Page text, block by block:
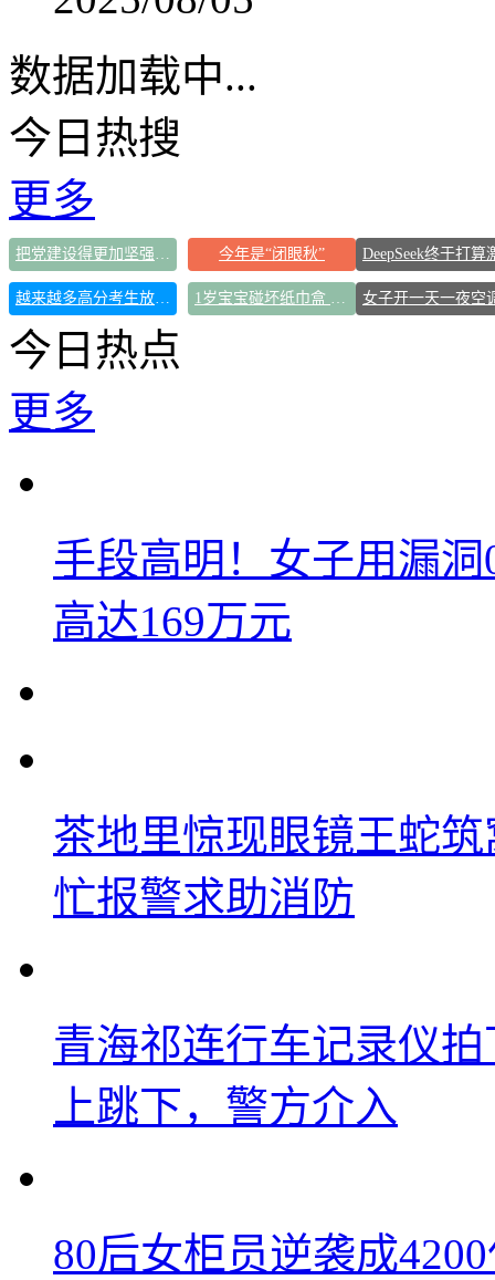
数据加载中...
今日热搜
更多
把党建设得更加坚强有力 今年是“闭眼秋”
越来越多高分考生放弃985选警校 1岁宝宝碰坏纸巾盒 宝妈被索赔924元
今日热点
更多
手段高明！女子用漏
高达169万元
茶地里惊现眼镜王蛇
忙报警求助消防
青海祁连行车记录仪
上跳下，警方介入
80后女柜员逆袭成